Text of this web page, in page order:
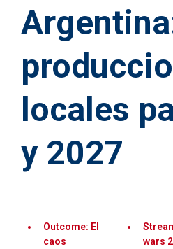
locales
y 2027
Outcome: El
caos
wars